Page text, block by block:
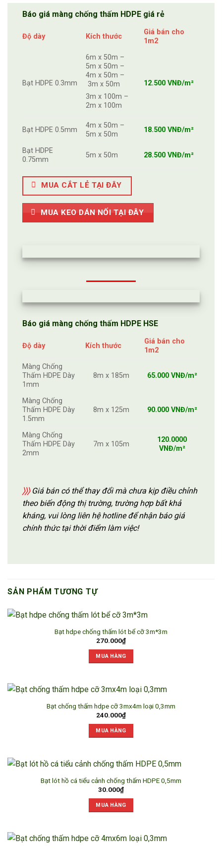
Báo giá màng chống thấm HDPE giá rẻ
Độ dày Kích thước
Giá bán cho
1m2
Bạt HDPE 0.3mm
6m x 50m –
5m x 50m –
4m x 50m –
3m x 50m
3m x 100m –
2m x 100m
12.500 VNĐ/m²
Bạt HDPE 0.5mm
4m x 50m –
5m x 50m
18.500 VNĐ/m²
Bạt HDPE
0.75mm
5m x 50m 28.500 VNĐ/m²
MUA CẮT LẺ TẠI ĐÂY
MUA KEO DÁN NỐI TẠI ĐÂY
Báo giá màng chống thấm HDPE HSE
Độ dày Kích thước
Giá bán cho
1m2
Màng Chống
Thấm HDPE Dày
1mm
8m x 185m 65.000 VNĐ/m²
Màng Chống
Thấm HDPE Dày
1.5mm
8m x 125m 90.000 VNĐ/m²
Màng Chống
Thấm HDPE Dày
2mm
7m x 105m
120.0000
VNĐ/m²
〉〉〉Giá bán có thể thay đổi mà chưa kịp điều chỉnh
theo biến động thị trường, trường hợp bất khả
kháng, vui lòng liên hệ hotline để nhận báo giá
chính thức tại thời điểm làm việc!
SẢN PHẨM TƯƠNG TỰ
Bạt hdpe chống thấm lót bể cỡ 3m*3m
270.000₫
MUA HÀNG
Bạt chống thấm hdpe cỡ 3mx4m loại 0,3mm
240.000₫
MUA HÀNG
Bạt lót hồ cá tiểu cảnh chống thấm HDPE 0,5mm
30.000₫
MUA HÀNG